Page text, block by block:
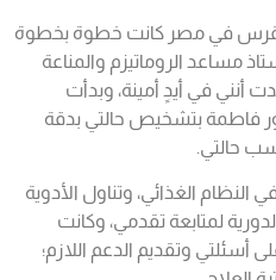
في مصر كانت خطوة بخطوة
مساعد الروماتيزم والمناعة
أنني في أيدٍ أمينة، وبدأت
فاطمة بتشخيص حالتي بدقة
حالتي.
الغذائي، وتناول الأدوية
لمتابعة تقدمي، وكانت
أسئلتي وتقديم الدعم اللازم؛